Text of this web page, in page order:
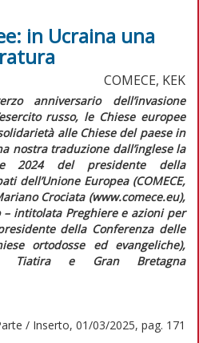
in Ucraina una
COMECE, KEK
anniversario dell’invasione
russo, le Chiese europee
alle Chiese del paese in
nostra traduzione dall’inglese la
2024 del presidente della
dell’Unione Europea (COMECE,
Crociata (www.comece.eu),
– intitolata Preghiere e azioni per
della Conferenza delle
ortodosse ed evangeliche),
Tiatira e Gran Bretagna
/ Inserto, 01/03/2025, pag. 171